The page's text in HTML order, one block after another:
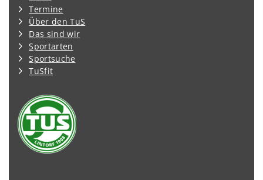
Termine
Über den TuS
Das sind wir
Sportarten
Sportsuche
TuSfit